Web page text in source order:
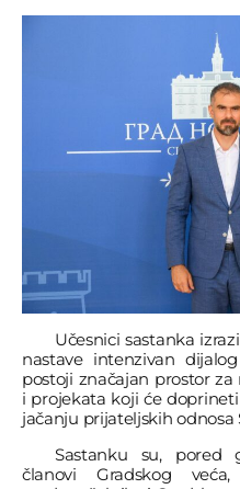
Učesnici sastanka
nastave intenzivan
postoji značajan prostor
i projekata koji će
jačanju prijateljskih odnosa
Sastanku su, pored
članovi Gradskog